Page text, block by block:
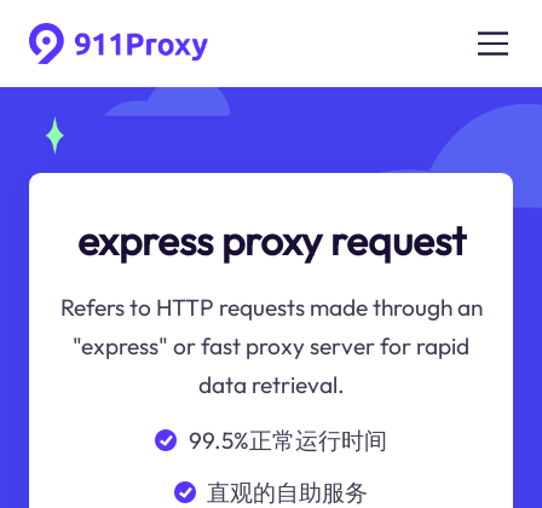
express proxy request
Refers to HTTP requests made through an
"express" or fast proxy server for rapid
data retrieval.
99.5%正常运行时间
直观的自助服务